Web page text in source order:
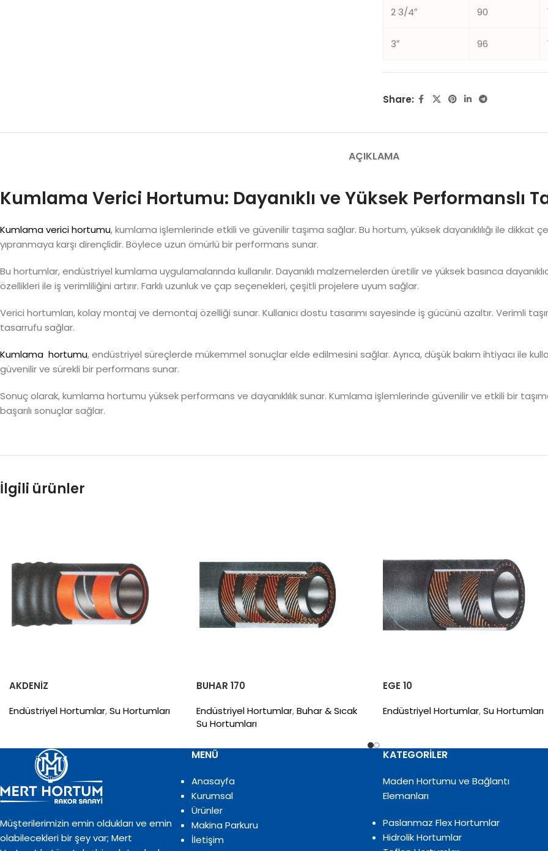
2 3/4″ 90
3″ 96
Share:
AÇIKLAMA
Kumlama Verici Hortumu: Dayanıklı ve Yüksek Performanslı
Kumlama verici hortumu, kumlama işlemlerinde etkili ve güvenilir taşıma sağlar. Bu hortum, yüksek dayanıklılığı ile dikkat
yıpranmaya karşı dirençlidir. Böylece uzun ömürlü bir performans sunar.
Bu hortumlar, endüstriyel kumlama uygulamalarında kullanılır. Dayanıklı malzemelerden üretilir ve yüksek basınca
özellikleri ile iş verimliliğini artırır. Farklı uzunluk ve çap seçenekleri, çeşitli projelere uyum sağlar.
Verici hortumları, kolay montaj ve demontaj özelliği sunar. Kullanıcı dostu tasarımı sayesinde iş gücünü azaltır. Verimli
tasarrufu sağlar.
Kumlama hortumu, endüstriyel süreçlerde mükemmel sonuçlar elde edilmesini sağlar. Ayrıca, düşük bakım ihtiyacı ile
güvenilir ve sürekli bir performans sunar.
Sonuç olarak, kumlama hortumu yüksek performans ve dayanıklılık sunar. Kumlama işlemlerinde güvenilir ve etkili bir
başarılı sonuçlar sağlar.
İlgili ürünler
AKDENİZ
Endüstriyel Hortumlar,Su Hortumları
BUHAR 170
Endüstriyel Hortumlar, Buhar & Sıcak
Su Hortumları
EGE 10
Endüstriyel Hortumlar,Su Hortumları
Müşterilerimizin emin oldukları ve emin
olabilecekleri bir şey var; Mert
MENÜ
Anasayfa
Kurumsal
Ürünler
Makina Parkuru
İletişim
KATEGORILER
Maden Hortumu ve Bağlantı
Elemanları
Paslanmaz Flex Hortumlar
Hidrolik Hortumlar